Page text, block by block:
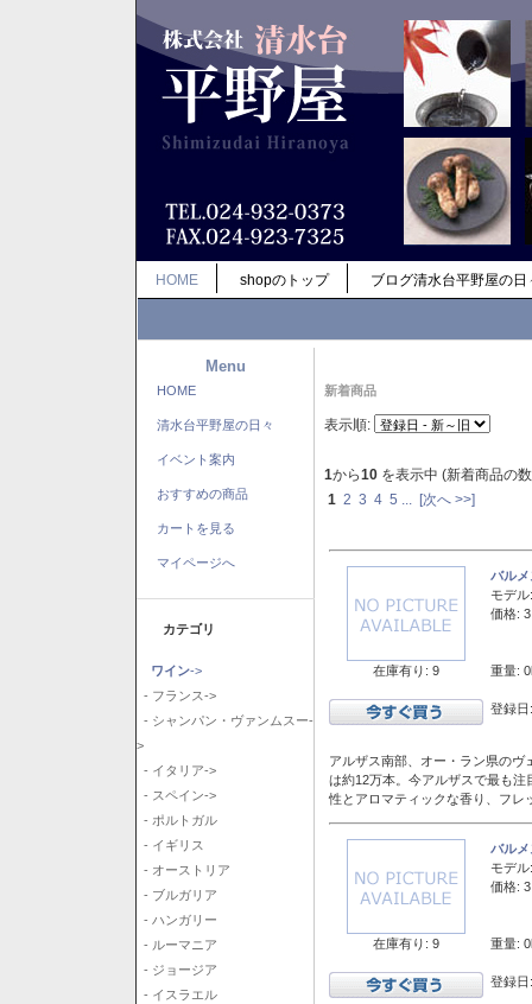
HOME shopのトップ ブログ清水台平野屋の日
Menu
HOME
清水台平野屋の日々
イベント案内
おすすめの商品
カートを見る
マイページへ
カテゴリ
ワイン->
- フランス->
- シャンパン・ヴァンムスー-
>
- イタリア->
- スペイン->
- ポルトガル
- イギリス
- オーストリア
- ブルガリア
- ハンガリー
- ルーマニア
- ジョージア
- イスラエル
新着商品
表示順:
1から10 を表示中 (新着商品の
1 2 3 4 5 [次へ >>]
在庫有り: 9
バル
モデル:
価格:
重量:
登録
アルザス南部、オー・ラン県の
は約12万本。今アルザスで最も
性とアロマティックな香り、フレ
在庫有り: 9
バル
モデル:
価格:
重量:
登録